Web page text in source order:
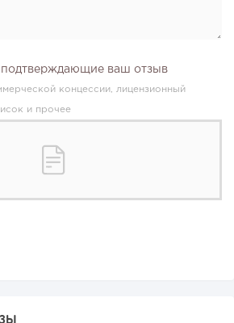
ваш отзыв
концессии, лицензионный
и прочее